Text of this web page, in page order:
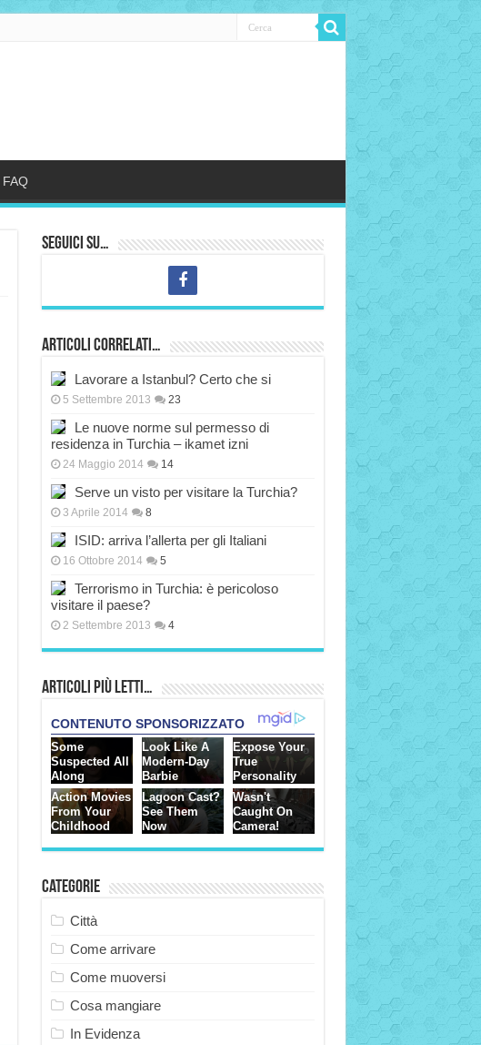
FAQ
Seguici su…
Articoli correlati…
Lavorare a Istanbul? Certo che si
5 Settembre 2013 23
Le nuove norme sul permesso di
residenza in Turchia – ikamet izni
24 Maggio 2014 14
Serve un visto per visitare la Turchia?
3 Aprile 2014 8
ISID: arriva l’allerta per gli Italiani
16 Ottobre 2014 5
Terrorismo in Turchia: è pericoloso
visitare il paese?
2 Settembre 2013 4
Articoli più Letti…
Categorie
Città
Come arrivare
Come muoversi
Cosa mangiare
In Evidenza